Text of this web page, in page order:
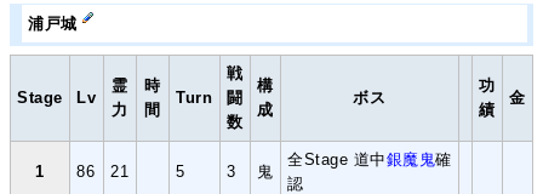
浦戸城
Stage Lv
霊
力
時
間
Turn
戦
闘
数
構
成
ボス
功
績
金
1 86 21 5 3 鬼
全Stage 道中銀魔鬼確
認